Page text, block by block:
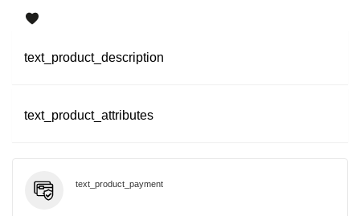
text_product_description
text_product_attributes
text_product_payment